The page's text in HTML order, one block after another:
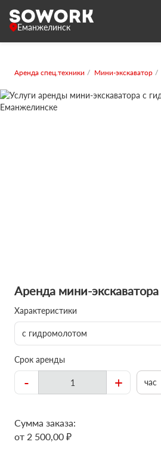
Еманжелинск
Аренда спец.техники Мини-экскаватор
Аренда мини-
Характеристики
с гидромолотом
Срок аренды
- + час
Сумма заказа:
от 2 500,00 ₽